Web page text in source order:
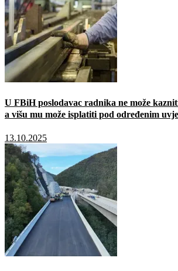
U FBiH poslodavac radnika ne može
a višu mu može isplatiti pod određenim
13.10.2025